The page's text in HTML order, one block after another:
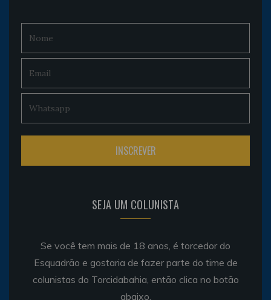
SEJA UM COLUNISTA
Se você tem mais de 18 anos, é torcedor do
Esquadrão e gostaria de fazer parte do time de
colunistas do Torcidabahia, então clica no botão
abaixo.